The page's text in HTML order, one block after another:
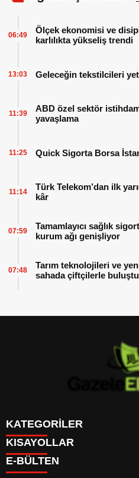
Ölçek ekonomisi ve
karlılıkta yükseliş trendi
06:49
Geleceğin tekstilcileri
13:03
ABD özel sektör
yavaşlama
11:39
Quick Sigorta Borsa
11:25
Türk Telekom’dan ilk
kâr
11:14
Tamamlayıcı sağlık
kurum ağı genişliyor
07:59
Tarım teknolojileri ve
sahada çiftçilerle buluştu
07:48
KATEGORİLER
GÜNDEM
DÜNYA
SİYASET
KISAYOLLAR
BURÇLAR
E-BÜLTEN